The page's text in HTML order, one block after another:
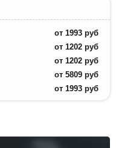
от 1993 руб
от 1202 руб
от 1202 руб
от 5809 руб
от 1993 руб